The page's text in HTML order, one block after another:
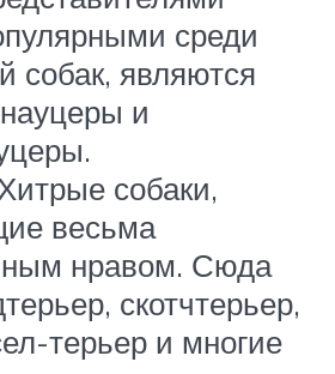
среди
собак, являются
и
собаки,
весьма
нравом. Сюда
скотчтерьер,
терьер и многие